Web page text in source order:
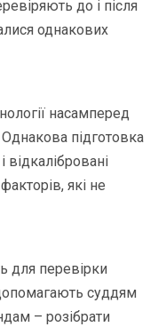
до і після
однакових
насамперед
підготовка
відкалібровані
які не
для перевірки
суддям
– розібрати